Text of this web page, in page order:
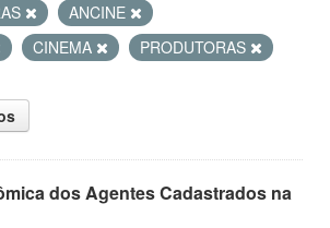
ANCINE
CINEMA
PRODUTORAS
dos Agentes Cadastrados na